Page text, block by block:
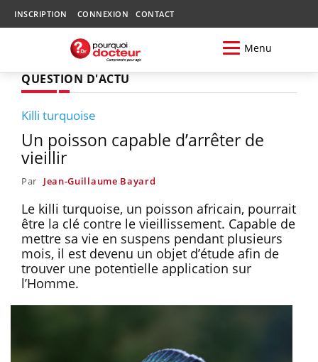
INSCRIPTION CONNEXION CONTACT
Menu
QUESTION D'ACTU
Killi turquoise
Un poisson capable d’arrêter de
vieillir
Par Jean-Guillaume Bayard
Le killi turquoise, un poisson africain, pourrait
être la clé contre le vieillissement. Capable de
mettre sa vie en suspens pendant plusieurs
mois, il est devenu un objet d’étude afin de
trouver une potentielle application sur
l’Homme.